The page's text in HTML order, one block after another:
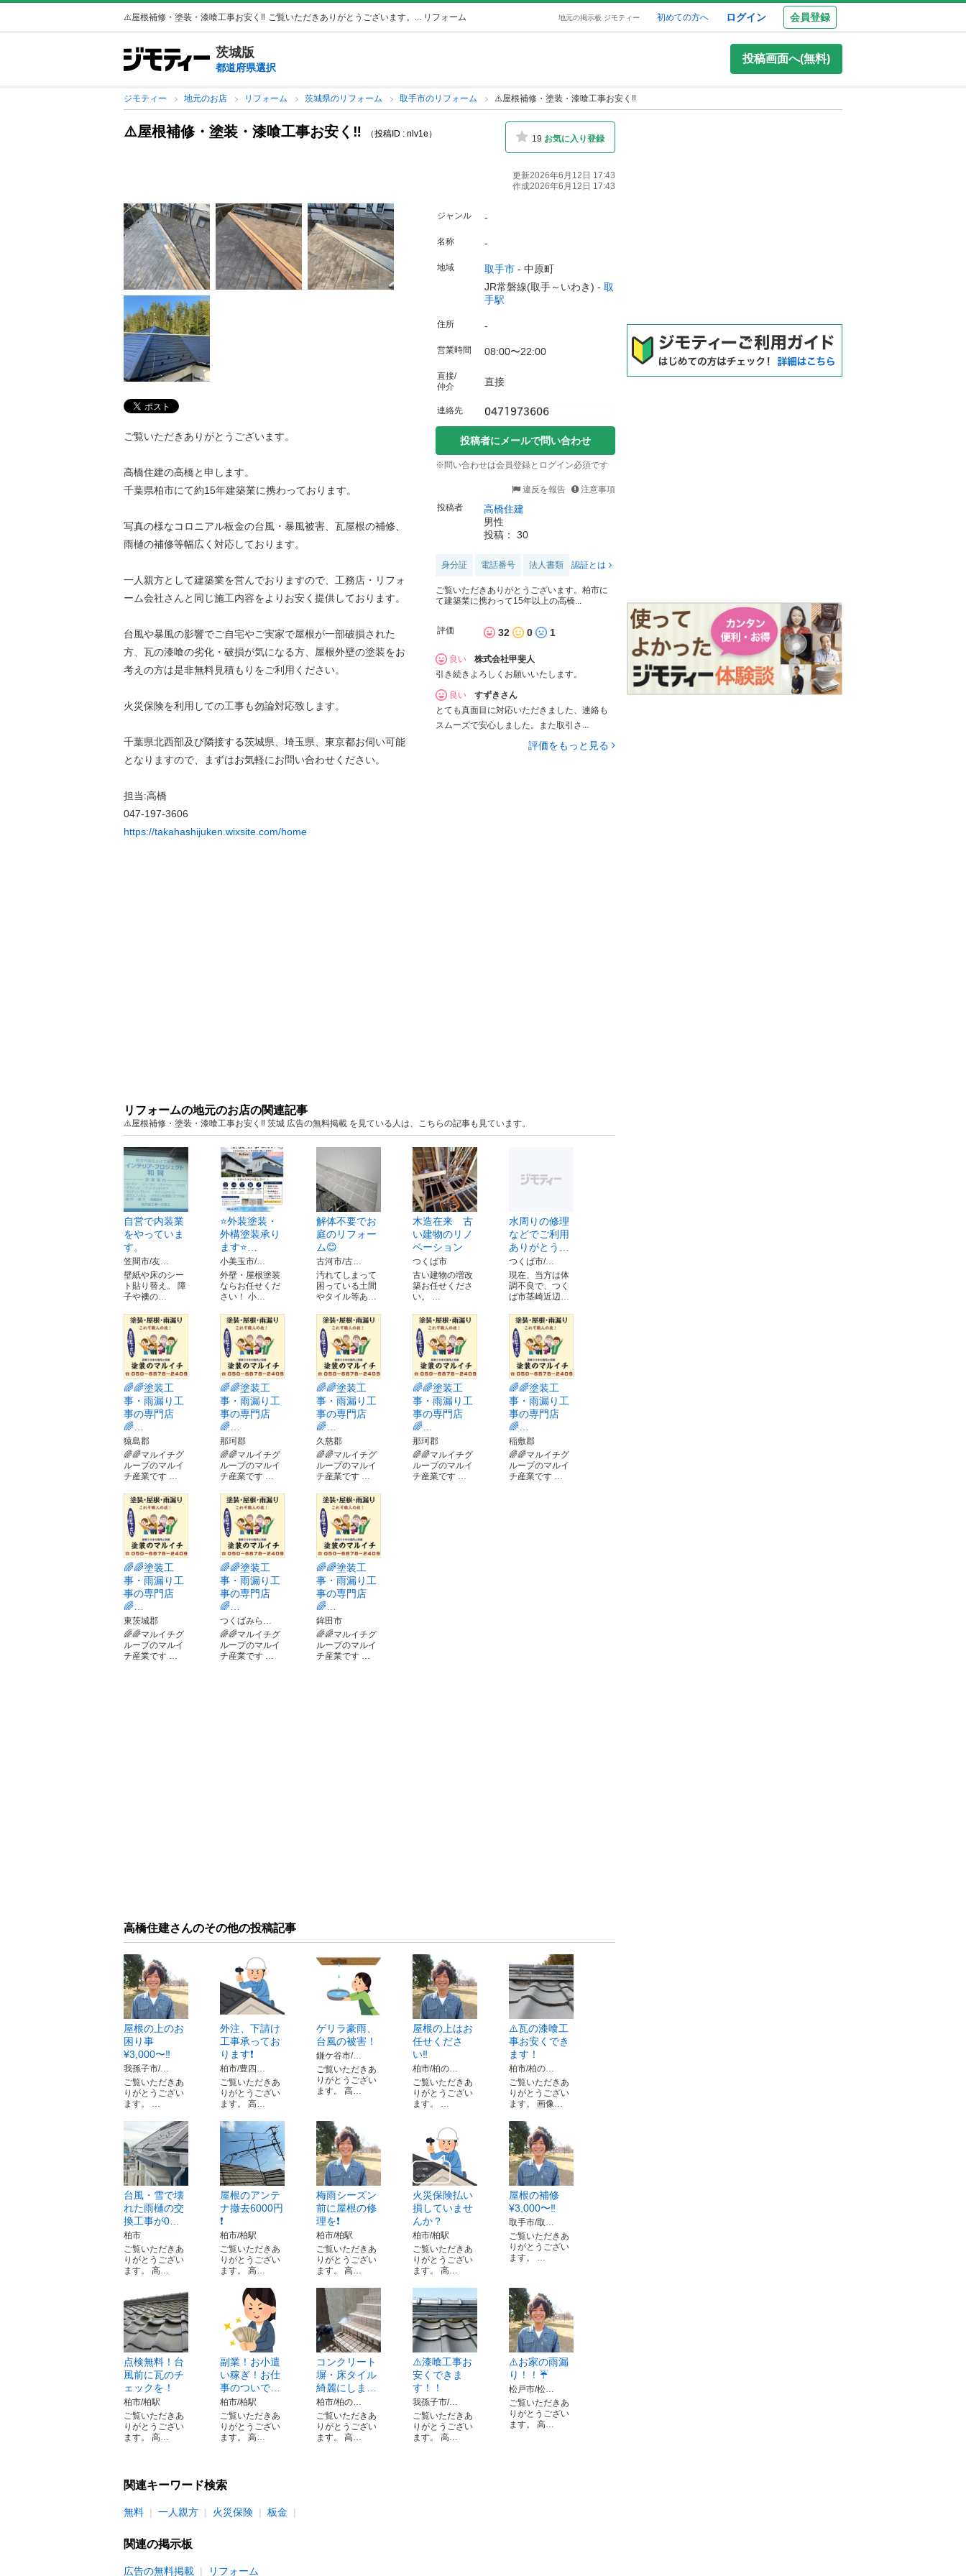
⚠️屋根補修・塗装・漆喰工事お安く‼️ ご覧いただきありがとうございます。... リフォーム 地元の掲示板 ジモティー 初めての方へ ログイン 会員登録
茨城版
都道府県選択
投稿画面へ(無料)
ジモティー 地元のお店 リフォーム 茨城県のリフォーム 取手市のリフォーム ⚠️屋根補修・塗装・漆喰工事お安く‼️
⚠️屋根補修・塗装・漆喰工事お安く‼️ （投稿ID : nlv1e） 19 お気に入り登録
更新2026年6月12日 17:43
作成2026年6月12日 17:43
ご覧いただきありがとうございます。
高橋住建の高橋と申します。
千葉県柏市にて約15年建築業に携わっております。
写真の様なコロニアル板金の台風・暴風被害、瓦屋根の補修、
雨樋の補修等幅広く対応しております。
一人親方として建築業を営んでおりますので、工務店・リフォ
ーム会社さんと同じ施工内容をよりお安く提供しております。
台風や暴風の影響でご自宅やご実家で屋根が一部破損された
方、瓦の漆喰の劣化・破損が気になる方、屋根外壁の塗装をお
考えの方は是非無料見積もりをご利用ください。
火災保険を利用しての工事も勿論対応致します。
千葉県北西部及び隣接する茨城県、埼玉県、東京都お伺い可能
となりますので、まずはお気軽にお問い合わせください。
担当:高橋
047-197-3606
https://takahashijuken.wixsite.com/home
ジャンル -
名称 -
地域 取手市 - 中原町
JR常磐線(取手～いわき) - 取
手駅
住所 -
営業時間 08:00〜22:00
直接/
仲介
直接
連絡先
投稿者にメールで問い合わせ
※問い合わせは会員登録とログイン必須です
違反を報告
注意事項
投稿者
高橋住建
男性
投稿： 30
身分証 電話番号 法人書類 認証とは
ご覧いただきありがとうございます。柏市に
て建築業に携わって15年以上の高橋...
評価 32 0 1
良い
株式会社甲斐人
引き続きよろしくお願いいたします。
良い
すずきさん
とても真面目に対応いただきました、連絡も
スムーズで安心しました。また取引さ...
評価をもっと見る
リフォームの地元のお店の関連記事
⚠️屋根補修・塗装・漆喰工事お安く‼️ 茨城 広告の無料掲載 を見ている人は、こちらの記事も見ています。
自営で内装業
をやっていま
す。
笠間市/友…
壁紙や床のシー
ト貼り替え。 障
子や襖の…
⭐️外装塗装・
外構塗装承り
ます⭐️…
小美玉市/…
外壁・屋根塗装
ならお任せくだ
さい！ 小…
解体不要でお
庭のリフォー
ム😊
古河市/古…
汚れてしまって
困っている土間
やタイル等あ…
木造在来 古
い建物のリノ
ベーション
つくば市
古い建物の増改
築お任せくださ
い。 …
水周りの修理
などでご利用
ありがとう…
つくば市/…
現在、当方は体
調不良で、つく
ば市茎崎近辺…
🌈🌈塗装工
事・雨漏り工
事の専門店
🌈…
猿島郡
🌈🌈マルイチグ
ループのマルイ
チ産業です …
🌈🌈塗装工
事・雨漏り工
事の専門店
🌈…
那珂郡
🌈🌈マルイチグ
ループのマルイ
チ産業です …
🌈🌈塗装工
事・雨漏り工
事の専門店
🌈…
久慈郡
🌈🌈マルイチグ
ループのマルイ
チ産業です …
🌈🌈塗装工
事・雨漏り工
事の専門店
🌈…
那珂郡
🌈🌈マルイチグ
ループのマルイ
チ産業です …
🌈🌈塗装工
事・雨漏り工
事の専門店
🌈…
稲敷郡
🌈🌈マルイチグ
ループのマルイ
チ産業です …
🌈🌈塗装工
事・雨漏り工
事の専門店
🌈…
東茨城郡
🌈🌈マルイチグ
ループのマルイ
チ産業です …
🌈🌈塗装工
事・雨漏り工
事の専門店
🌈…
つくばみら…
🌈🌈マルイチグ
ループのマルイ
チ産業です …
🌈🌈塗装工
事・雨漏り工
事の専門店
🌈…
鉾田市
🌈🌈マルイチグ
ループのマルイ
チ産業です …
高橋住建さんのその他の投稿記事
屋根の上のお
困り事
¥3,000〜‼️
我孫子市/…
ご覧いただきあ
りがとうござい
ます。 …
外注、下請け
工事承ってお
ります❗️
柏市/豊四…
ご覧いただきあ
りがとうござい
ます。 高…
ゲリラ豪雨、
台風の被害！
鎌ケ谷市/…
ご覧いただきあ
りがとうござい
ます。 高…
屋根の上はお
任せくださ
い‼️
柏市/柏の…
ご覧いただきあ
りがとうござい
ます。 …
⚠️瓦の漆喰工
事お安くでき
ます！
柏市/柏の…
ご覧いただきあ
りがとうござい
ます。 画像…
台風・雪で壊
れた雨樋の交
換工事が0…
柏市
ご覧いただきあ
りがとうござい
ます。 高…
屋根のアンテ
ナ撤去6000円
❗️
柏市/柏駅
ご覧いただきあ
りがとうござい
ます。 高…
梅雨シーズン
前に屋根の修
理を❗️
柏市/柏駅
ご覧いただきあ
りがとうござい
ます。 高…
火災保険払い
損していませ
んか？
柏市/柏駅
ご覧いただきあ
りがとうござい
ます。 高…
屋根の補修
¥3,000〜‼️
取手市/取…
ご覧いただきあ
りがとうござい
ます。 …
点検無料！台
風前に瓦のチ
ェックを！
柏市/柏駅
ご覧いただきあ
りがとうござい
ます。 高…
副業！お小遣
い稼ぎ！お仕
事のついで…
柏市/柏駅
ご覧いただきあ
りがとうござい
ます。 高…
コンクリート
塀・床タイル
綺麗にしま…
柏市/柏の…
ご覧いただきあ
りがとうござい
ます。 高…
⚠️漆喰工事お
安くできま
す！！
我孫子市/…
ご覧いただきあ
りがとうござい
ます。 高…
⚠️お家の雨漏
り！！☔️
松戸市/松…
ご覧いただきあ
りがとうござい
ます。 高…
関連キーワード検索
無料 一人親方 火災保険 板金
関連の掲示板
広告の無料掲載 リフォーム